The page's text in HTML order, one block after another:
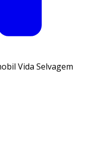
Vida Selvagem